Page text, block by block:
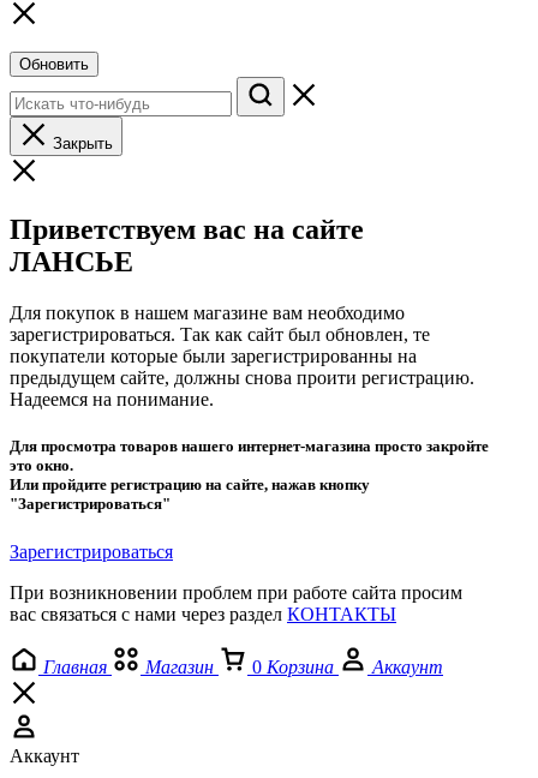
Обновить
Закрыть
Приветствуем вас на сайте
ЛАНСЬЕ
Для покупок в нашем магазине вам необходимо
зарегистрироваться. Так как сайт был обновлен, те
покупатели которые были зарегистрированны на
предыдущем сайте, должны снова проити регистрацию.
Надеемся на понимание.
Для просмотра товаров нашего интернет-магазина просто закройте
это окно.
Или пройдите регистрацию на сайте, нажав кнопку
"Зарегистрироваться"
Зарегистрироваться
При возникновении проблем при работе сайта просим
вас связаться с нами через раздел КОНТАКТЫ
Главная Магазин 0 Корзина Аккаунт
Аккаунт